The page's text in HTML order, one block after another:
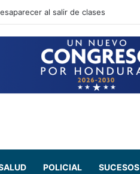
7 de agosto
POLICIAL SUCESOS